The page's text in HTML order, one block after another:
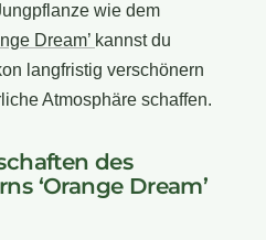
wie dem
Dream’ kannst du
langfristig verschönern
Atmosphäre schaffen.
des
‘Orange Dream’